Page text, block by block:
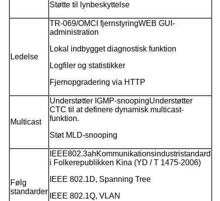
Støtte til lynbeskyttelse
Ledelse
TR-069/OMCI fjernstyringWEB GUI-
administration
Lokal indbygget diagnostisk funktion
Logfiler og statistikker
Fjernopgradering via HTTP
Multicast
Understøtter IGMP-snoopingUnderstøtter
CTC til at definere dynamisk multicast-
funktion.
Støt MLD-snooping
Følg
standarder
IEEE802.3ahKommunikationsindustristandard
i Folkerepublikken Kina (YD / T 1475-2006)
IEEE 802.1D, Spanning Tree
IEEE 802.1Q, VLAN